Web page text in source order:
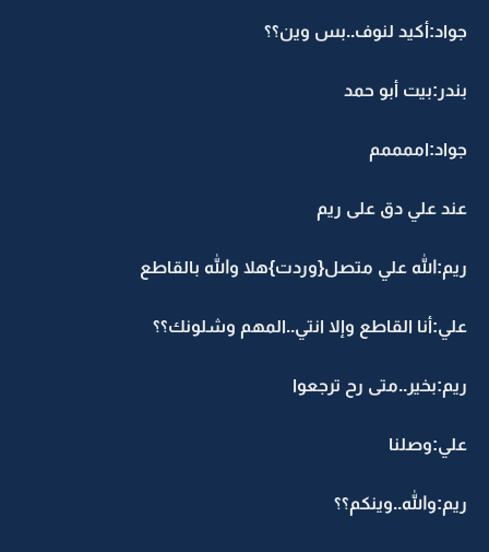
جواد:أكيد لنوف..بس وين؟؟
بندر:بيت أبو حمد
جواد:اممممم
عند علي دق على ريم
ريم:الله علي متصل{وردت}هلا والله بالقاطع
علي:أنا القاطع وإلا انتي..المهم وشلونك؟؟
ريم:بخير..متى رح ترجعوا
علي:وصلنا
ريم:والله..وينكم؟؟